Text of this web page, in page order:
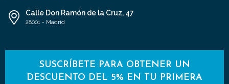
Calle Don Ramón de la Cruz, 47
28001 - Madrid
SUSCRÍBETE PARA OBTENER UN
DESCUENTO DEL 5% EN TU PRIMERA